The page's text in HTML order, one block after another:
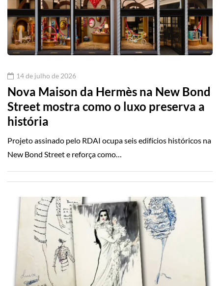
14 de julho de 2026
Nova Maison da Hermès na New Bond
Street mostra como o luxo preserva a
história
Projeto assinado pelo RDAI ocupa seis edifícios históricos na
New Bond Street e reforça como…